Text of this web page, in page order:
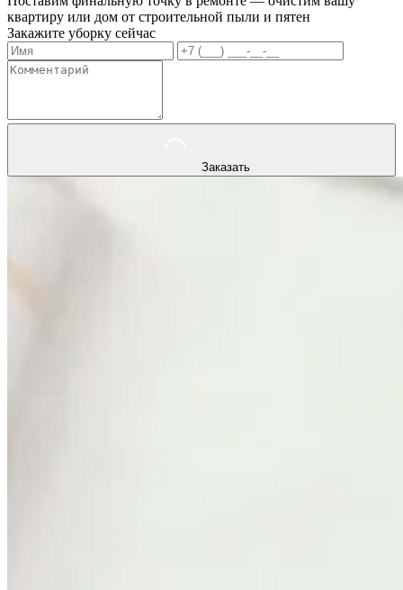
квартиру или дом от строительной пыли и пятен
Закажите уборку сейчас
Заказать